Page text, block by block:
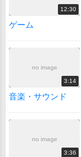
12:30
ゲーム
no image
3:14
音楽・サウンド
no image
3:36